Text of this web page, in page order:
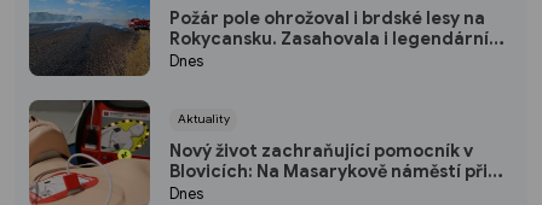
Požár pole ohrožoval i brdské lesy na
Rokycansku. Zasahovala i legendární
Praga V3S
Dnes
Aktuality
Nový život zachraňující pomocník v
Blovicích: Na Masarykově náměstí přibyl
veřejně přístupný defibrilátor
Dnes